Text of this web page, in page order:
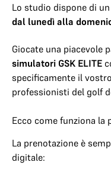
Lo studio dispone di
dal lunedì alla
Giocate una piacevole
simulatori GSK ELITE
specificamente il
professionisti del golf
Ecco come funziona la
La prenotazione è
digitale: